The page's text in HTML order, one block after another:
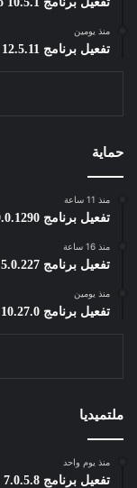
منذ يومين
تفعيل برنامج YT Video Downloader 12.5.11
حماية
منذ 11 ساعة
تفعيل برنامج SUPERAntiSpyware Professional 10.0.1290
منذ 16 ساعة
تفعيل برنامج IObit Advanced SystemCare Pro 19.5.0.227
منذ يومين
تفعيل برنامج UVK Ultra Virus Killer Pro 11.10.27.0
ملتميديا
منذ يوم واحد
تفعيل برنامج PlayerFab 7.0.5.8